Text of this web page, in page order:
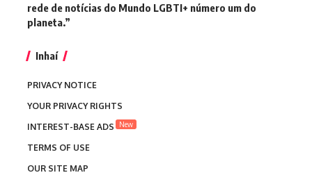
rede de notícias do Mundo LGBTI+ número um do
planeta.”
Inhaí
PRIVACY NOTICE
YOUR PRIVACY RIGHTS
INTEREST-BASE ADS
New
TERMS OF USE
OUR SITE MAP